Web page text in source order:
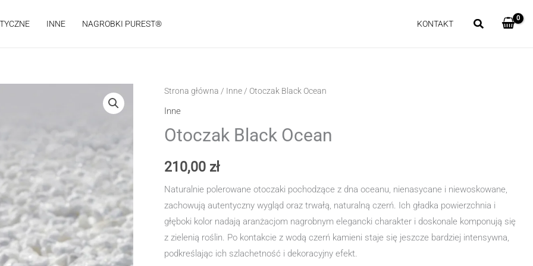
INNE NAGROBKI PUREST® KONTAKT
Strona główna / Inne / Otoczak Black Ocean
Inne
Otoczak Black Ocean
210,00 zł
Naturalnie polerowane otoczaki pochodzące z dna oceanu, nienasycane i niewoskowane,
zachowują autentyczny wygląd oraz trwałą, naturalną czerń. Ich gładka powierzchnia i
głęboki kolor nadają aranżacjom nagrobnym elegancki charakter i doskonale komponują się
z zielenią roślin. Po kontakcie z wodą czerń kamieni staje się jeszcze bardziej intensywna,
podkreślając ich szlachetność i dekoracyjny efekt.